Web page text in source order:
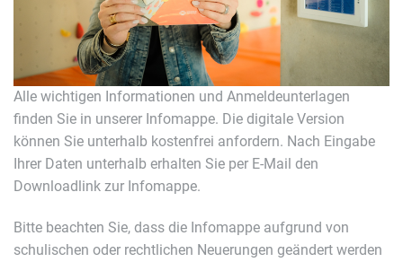
Alle wichtigen Informationen und Anmeldeunterlagen
finden Sie in unserer Infomappe. Die digitale Version
können Sie unterhalb kostenfrei anfordern. Nach Eingabe
Ihrer Daten unterhalb erhalten Sie per E-Mail den
Downloadlink zur Infomappe.
Bitte beachten Sie, dass die Infomappe aufgrund von
schulischen oder rechtlichen Neuerungen geändert werden